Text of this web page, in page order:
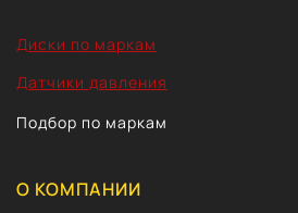
Диски по маркам
Датчики давления
Подбор по маркам
О КОМПАНИИ